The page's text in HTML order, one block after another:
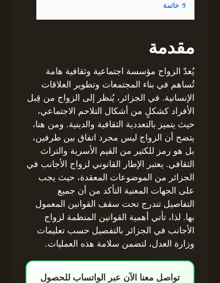
9 خاتمة
مقدمة
يُعدّ الزواج مؤسسة اجتماعية وثقافية هامة
تُساهم في بناء المجتمعات وتطوير العلاقات
الإنسانية. في الجزائر، يُنظر إلى الزواج من قِبل
الأفراد كشكلٍ من أشكال التلاحم الاجتماعي،
حيث يتميز بالتعددية الثقافية والدينية. ومن هنا،
يتضح أن الزواج ليس مجرد اتفاق بين طرفين،
بل هو رمز للكثير من القيم الأسرية والتراث
الثقافي. يعتبر الإطار القانوني لزواج الأجانب في
الجزائر من الموضوعات المعقدة، حيث يجب
على الجهات المعنية التأكد من أن جميع
التفاصيل تندرج تحت سقف القوانين المعمول
بها. لذا، تأتي أهمية القوانين المنظمة لزواج
الأجانب في الجزائر بالتفصيل حسب تعليمات
وزارة العدل، لتضمن سلامة هذه العمليات.
تواصل معنا الآن عبر الواتساب للحصول